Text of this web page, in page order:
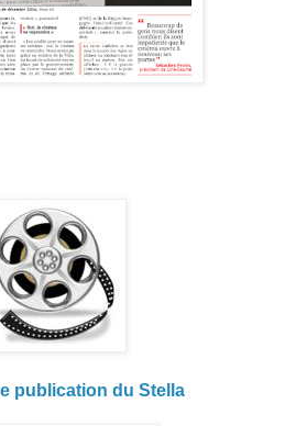
publication du Stella